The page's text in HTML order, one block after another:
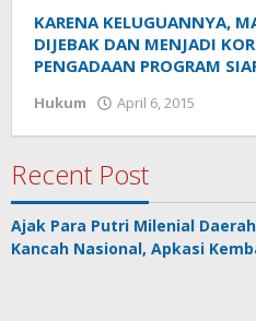
KARENA KELUGUANNYA,
DIJEBAK DAN MENJADI
PENGADAAN PROGRAM
Hukum April 6, 2015
Recent Post
Ajak Para Putri Milenial
Kancah Nasional, Apkasi